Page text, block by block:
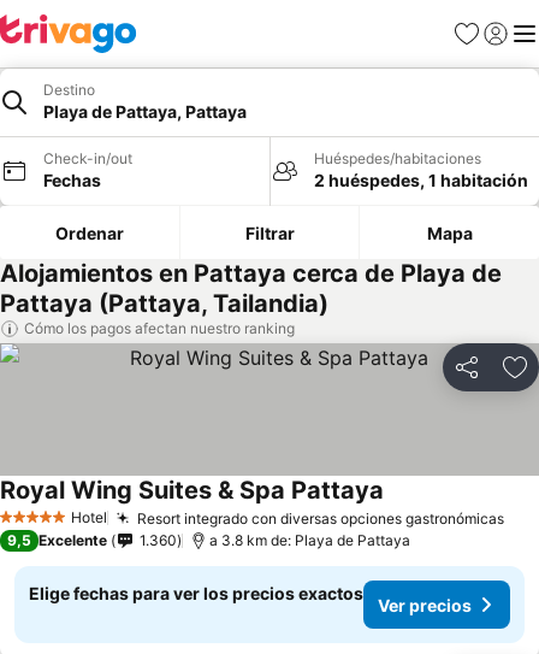
Favoritos
Iniciar
Destino
Playa de Pattaya, Pattaya
Check-in/out
Fechas
Huéspedes/habitaciones
2 huéspedes, 1 habitación
Ordenar Filtrar Mapa
Alojamientos en Pattaya cerca de Playa de
Pattaya (Pattaya, Tailandia)
Cómo los pagos afectan nuestro ranking
Compartir
5 Estrellas Hotel Resort integrado con diversas opciones gastronómicas
Royal Wing Suites & Spa Pattaya
9,5 Excelente 1.360 a 3.8 km de: Playa de Pattaya
Elige fechas para ver los precios exactos
Ver precios